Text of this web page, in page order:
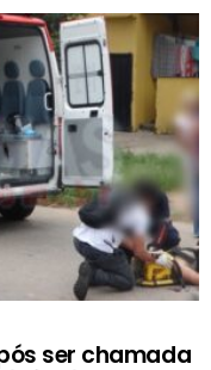
ser chamada